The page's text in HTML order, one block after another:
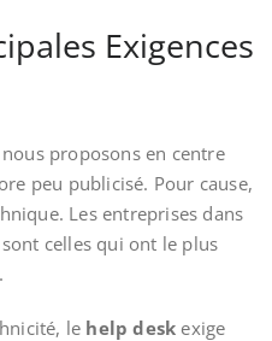
Exigences
proposons en centre
peu publicisé. Pour cause,
Les entreprises dans
celles qui ont le plus
le help desk exige